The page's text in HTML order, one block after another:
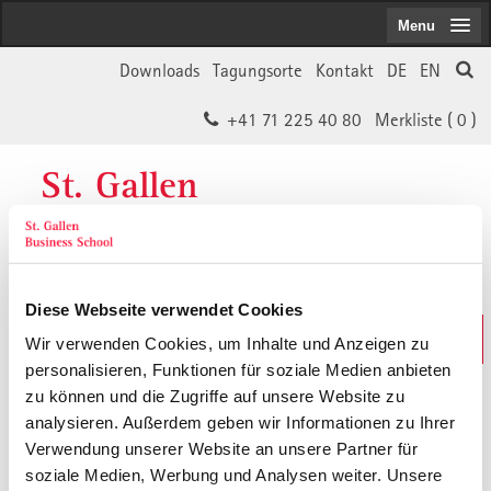
Diese Webseite verwendet Cookies
Wir verwenden Cookies, um Inhalte und Anzeigen zu
personalisieren, Funktionen für soziale Medien anbieten
zu können und die Zugriffe auf unsere Website zu
analysieren. Außerdem geben wir Informationen zu Ihrer
Verwendung unserer Website an unsere Partner für
soziale Medien, Werbung und Analysen weiter. Unsere
EN
DE
Kontakt
Tagungsorte
Downloads
Merkliste ( 0 )
+41 71 225 40 80
St. Gallen
Business School
Weiterbildungs-Suche
In 30 Sekunden das Passende finden
Menu
Der von Ihnen gesuchte Inhalt ist